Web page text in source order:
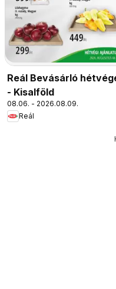
Reál Bevásárló
- Kisalföld
08.06. - 2026.08.09.
Reál